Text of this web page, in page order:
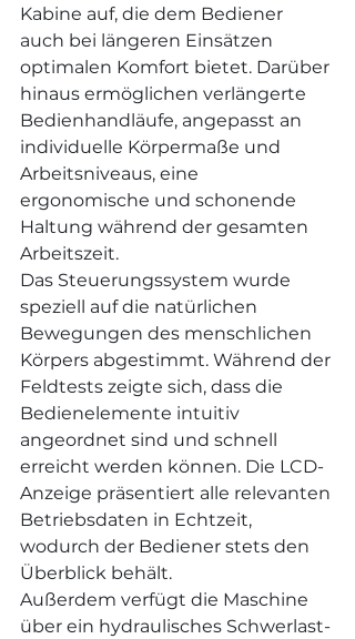
Kabine auf, die dem Bediener
auch bei längeren Einsätzen
optimalen Komfort bietet. Darüber
hinaus ermöglichen verlängerte
Bedienhandläufe, angepasst an
individuelle Körpermaße und
Arbeitsniveaus, eine
ergonomische und schonende
Haltung während der gesamten
Arbeitszeit.
Das Steuerungssystem wurde
speziell auf die natürlichen
Bewegungen des menschlichen
Körpers abgestimmt. Während der
Feldtests zeigte sich, dass die
Bedienelemente intuitiv
angeordnet sind und schnell
erreicht werden können. Die LCD-
Anzeige präsentiert alle relevanten
Betriebsdaten in Echtzeit,
wodurch der Bediener stets den
Überblick behält.
Außerdem verfügt die Maschine
über ein hydraulisches Schwerlast-